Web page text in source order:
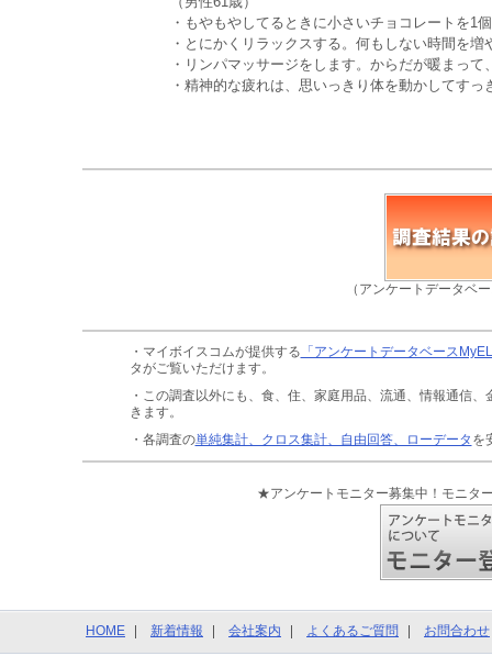
・もやもやしてるときに小さいチョコレートを1
・とにかくリラックスする。何もしない時間を増
・リンパマッサージをします。からだが暖まっ
・精神的な疲れは、思いっきり体を動かしてす
（アンケートデータベ
・マイボイスコムが提供する 「アンケートデータベース
タがご覧いただけます。
・この調査以外にも、食、住、家庭用品、流通、情報通信、
きます。
・各調査の単純集計、クロス集計、自由回答、ローデータ を
★アンケートモニター募集中！モニタ
HOME 新着情報 会社案内 よくあるご質問 お問合わせ